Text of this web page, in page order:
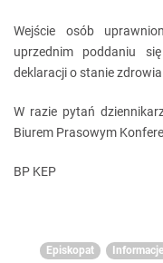
Wejście osób
uprzednim poddaniu
deklaracji o stanie
W razie pytań
Biurem Prasowym
BP KEP
Episkopat